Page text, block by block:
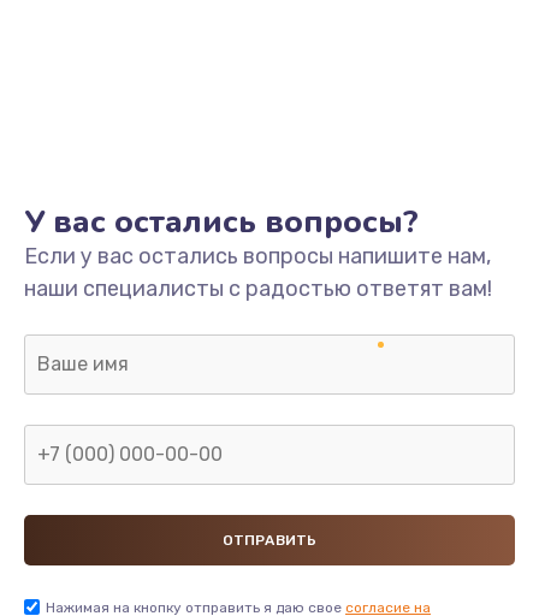
У вас остались вопросы?
Если у вас остались вопросы напишите нам,
наши специалисты с радостью ответят вам!
Нажимая на кнопку отправить я даю свое согласие на